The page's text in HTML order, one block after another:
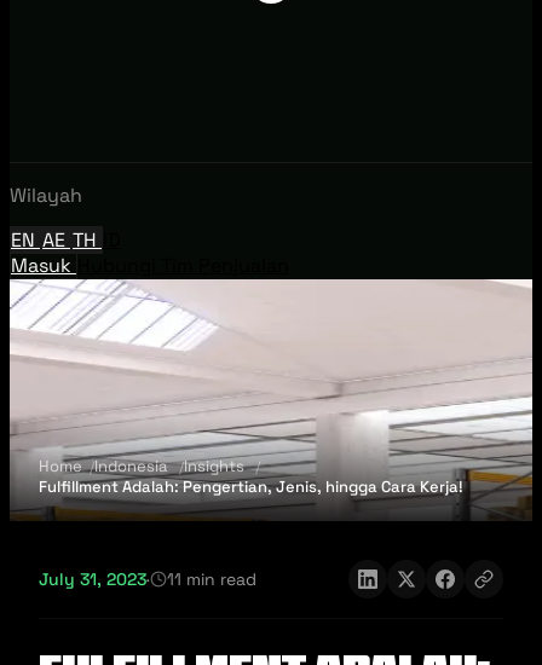
Wilayah
EN AE TH
Masuk
Home Indonesia
Insights
Fulfillment Adalah: Pengertian, Jenis, hingga Cara Kerja!
July 31, 2023· 11 min read